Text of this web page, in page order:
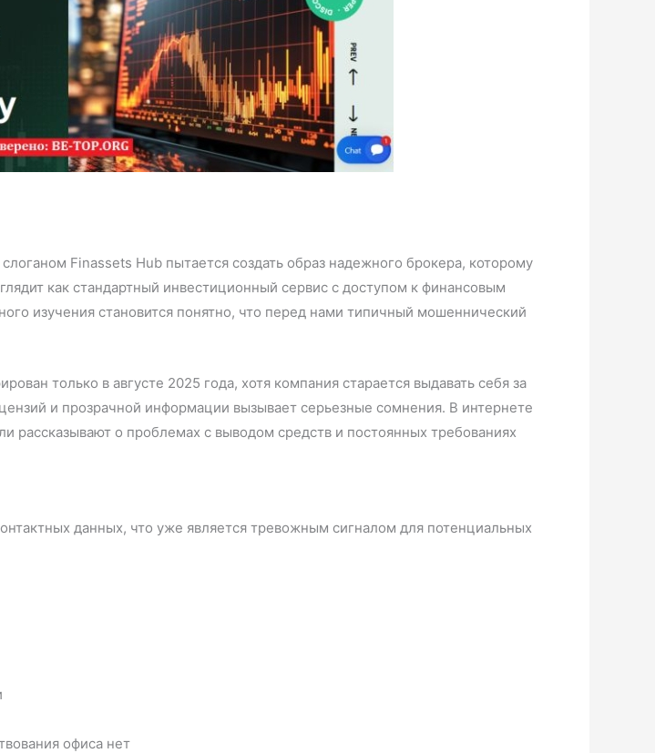
Finassets Hub пытается создать образ надежного брокера, которому
как стандартный инвестиционный сервис с доступом к финансовым
изучения становится понятно, что перед нами типичный мошеннический
только в августе 2025 года, хотя компания старается выдавать себя за
и прозрачной информации вызывает серьезные сомнения. В интернете
рассказывают о проблемах с выводом средств и постоянных требованиях
данных, что уже является тревожным сигналом для потенциальных
офиса нет